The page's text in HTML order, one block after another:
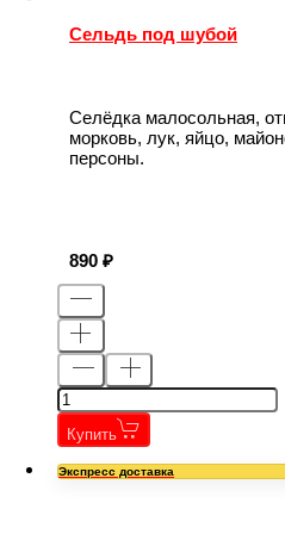
Сельдь под шубой
Селёдка малосольная,
морковь, лук, яйцо,
персоны.
890
Купить
Экспресс доставка